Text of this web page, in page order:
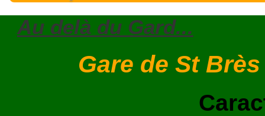
Au delà du Gard...
Gare de St